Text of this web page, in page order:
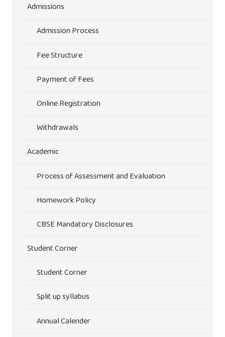
Admissions
Admission Process
Fee Structure
Payment of Fees
Online Registration
Withdrawals
Academic
Process of Assessment and Evaluation
Homework Policy
CBSE Mandatory Disclosures
Student Corner
Student Corner
Split up syllabus
Annual Calender